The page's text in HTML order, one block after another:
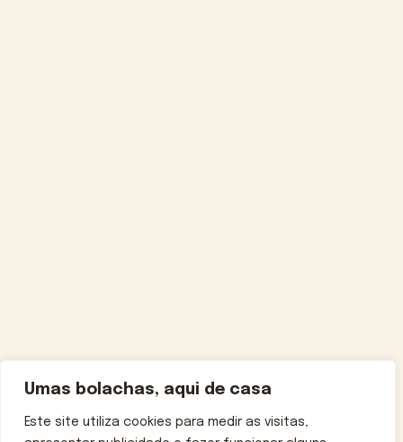
Umas bolachas, aqui de casa
Este site utiliza cookies para medir as visitas,